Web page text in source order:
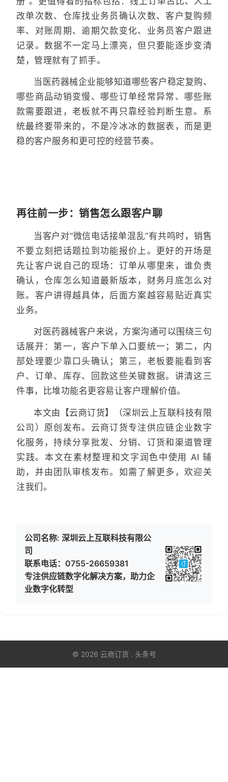
改单次数、仓库找业务员确认次数、客户复购频
率、对账周期、逾期欠款变化、业务员客户跟进
记录。数据不一定马上漂亮，但只要能逐步变清
楚，管理就有了抓手。
当医药器械企业能够知道哪些客户稳定复购、
哪些商品动销变慢、哪些订单经常异常、哪些账
款需要跟进，老板就不再只靠经验判断生意。系
统最终要带来的，不是冷冰冰的数据表，而是更
稳的客户服务和更可控的经营节奏。
再往前一步：销售怎么跟客户聊
当客户对“微信电话接单混乱”有共鸣时，销售
不要立刻把话题拉到功能报价上。更好的开场是
先让客户说自己的现场：订单从哪里来，谁负责
确认，仓库怎么知道最新版本，财务月底怎么对
账。客户讲得越具体，后面方案越容易贴近真实
业务。
对医药器械客户来说，方案沟通可以围绕三句
话展开：第一，客户下单入口要统一；第二，内
部处理要少靠口头确认；第三，老板要能看到客
户、订单、库存、回款这些关键数据。讲清这三
件事，比堆功能名更容易让客户理解价值。
本文由【云商订货】（深圳云上互联科技有限
公司）原创发布。云商订货专注供应链企业数字
化服务，持续分享批发、分销、订货和渠道管理
实践。本文在素材整理和文字润色中使用 AI 辅
助，并由团队审核发布。如需了解更多，欢迎关
注我们。
公司名称: 深圳云上互联科技有限公
司
联系电话：0755-26659381
专注供应链数字化解决方案，助力企
业数字化转型
© 2026 云商订货 . 头条号